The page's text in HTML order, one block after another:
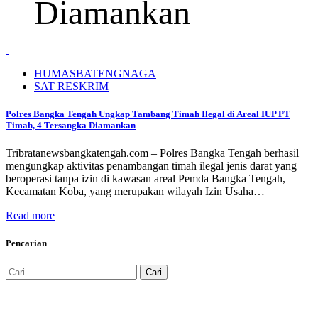
Diamankan
HUMASBATENGNAGA
SAT RESKRIM
Polres Bangka Tengah Ungkap Tambang Timah Ilegal di Areal IUP PT
Timah, 4 Tersangka Diamankan
Tribratanewsbangkatengah.com – Polres Bangka Tengah berhasil
mengungkap aktivitas penambangan timah ilegal jenis darat yang
beroperasi tanpa izin di kawasan areal Pemda Bangka Tengah,
Kecamatan Koba, yang merupakan wilayah Izin Usaha…
Read more
Pencarian
Cari
untuk: